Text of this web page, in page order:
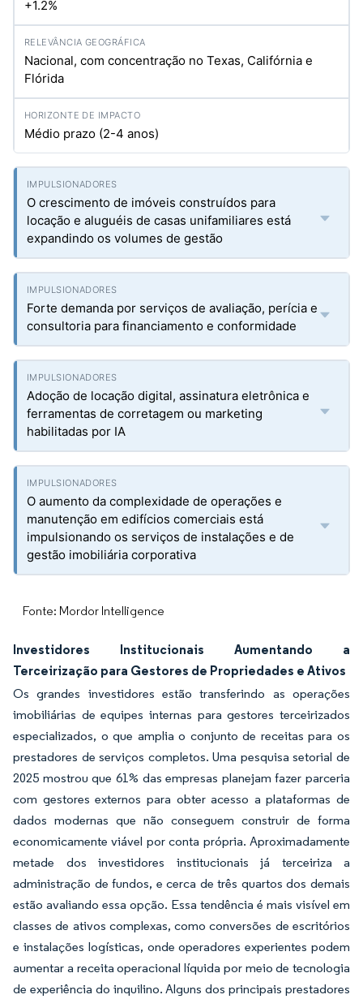
+1.2%
Nacional, com concentração no Texas, Califórnia e
Flórida
Médio prazo (2-4 anos)
O crescimento de imóveis construídos para
locação e aluguéis de casas unifamiliares está
expandindo os volumes de gestão
Forte demanda por serviços de avaliação, perícia e
consultoria para financiamento e conformidade
Adoção de locação digital, assinatura eletrônica e
ferramentas de corretagem ou marketing
habilitadas por IA
O aumento da complexidade de operações e
manutenção em edifícios comerciais está
impulsionando os serviços de instalações e de
gestão imobiliária corporativa
Fonte: Mordor Intelligence
Investidores Institucionais Aumentando a
Terceirização para Gestores de Propriedades e Ativos
Os grandes investidores estão transferindo as operações
imobiliárias de equipes internas para gestores terceirizados
especializados, o que amplia o conjunto de receitas para os
prestadores de serviços completos. Uma pesquisa setorial de
2025 mostrou que 61% das empresas planejam fazer parceria
com gestores externos para obter acesso a plataformas de
dados modernas que não conseguem construir de forma
economicamente viável por conta própria. Aproximadamente
metade dos investidores institucionais já terceiriza a
administração de fundos, e cerca de três quartos dos demais
estão avaliando essa opção. Essa tendência é mais visível em
classes de ativos complexas, como conversões de escritórios
e instalações logísticas, onde operadores experientes podem
aumentar a receita operacional líquida por meio de tecnologia
de experiência do inquilino. Alguns dos principais prestadores